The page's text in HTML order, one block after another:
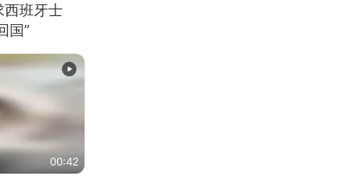
西班牙士
国”
00:42